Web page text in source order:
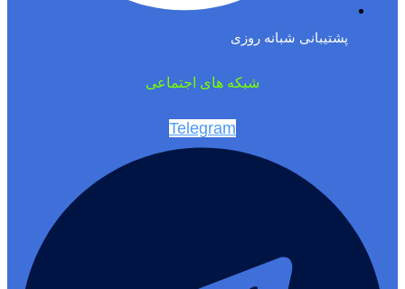
پشتیبانی شبانه روزی
شبکه های اجتماعی
Telegram